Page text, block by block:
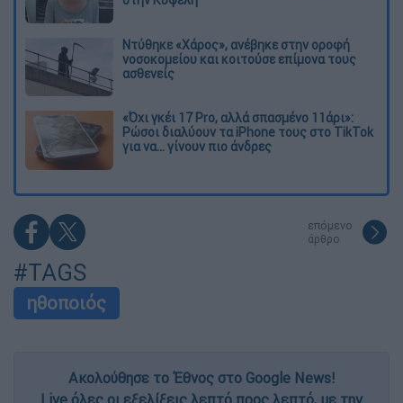
Ντύθηκε «Χάρος», ανέβηκε στην οροφή
νοσοκομείου και κοιτούσε επίμονα τους
ασθενείς
«Όχι γκέι 17 Pro, αλλά σπασμένο 11άρι»:
Ρώσοι διαλύουν τα iPhone τους στο TikTok
για να... γίνουν πιο άνδρες
επόμενο
άρθρο
#TAGS
ηθοποιός
Ακολούθησε το Έθνος στο Google News!